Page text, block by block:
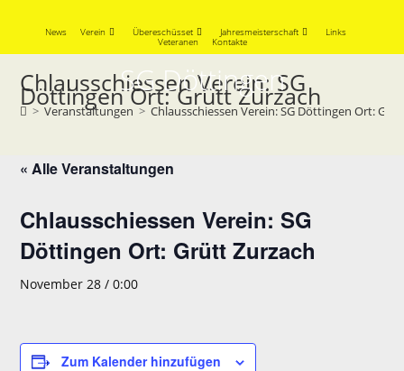
content
News Verein Übereschüsset Jahresmeisterschaft Links
Veteranen Kontakte
SG Döttingen
Chlausschiessen Verein: SG
Döttingen Ort: Grütt Zurzach
> Veranstaltungen > Chlausschiessen Verein: SG Döttingen Ort:
« Alle Veranstaltungen
Chlausschiessen Verein: SG
Döttingen Ort: Grütt Zurzach
November 28 / 0:00
Zum Kalender hinzufügen